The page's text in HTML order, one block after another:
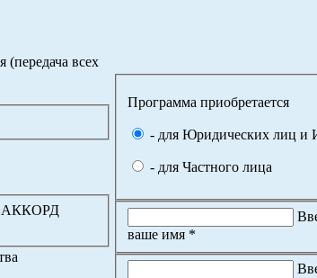
всех
Программа приобретается
- для Юридических лиц и
- для Частного лица
ваше имя *